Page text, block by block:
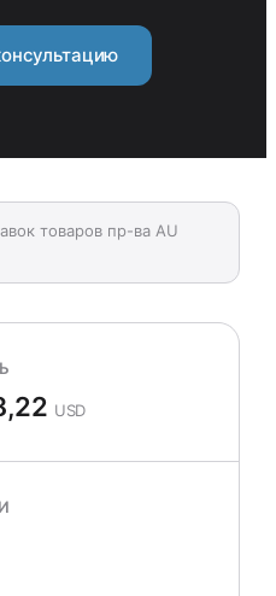
товаров пр-ва AU
USD